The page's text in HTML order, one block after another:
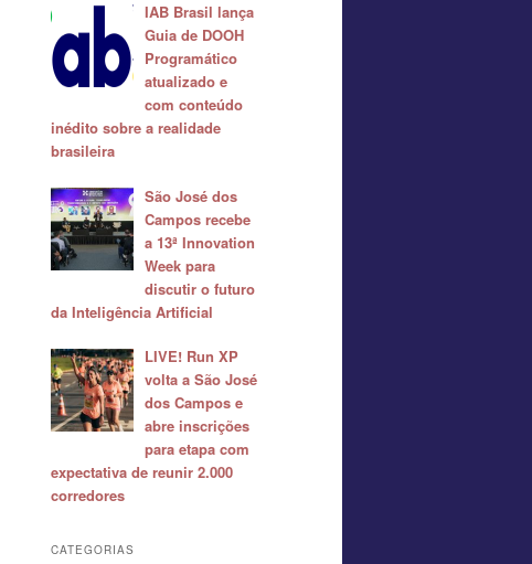
IAB Brasil lança
Guia de DOOH
Programático
atualizado e
com conteúdo
inédito sobre a realidade
brasileira
São José dos
Campos recebe
a 13ª Innovation
Week para
discutir o futuro
da Inteligência Artificial
LIVE! Run XP
volta a São José
dos Campos e
abre inscrições
para etapa com
expectativa de reunir 2.000
corredores
CATEGORIAS